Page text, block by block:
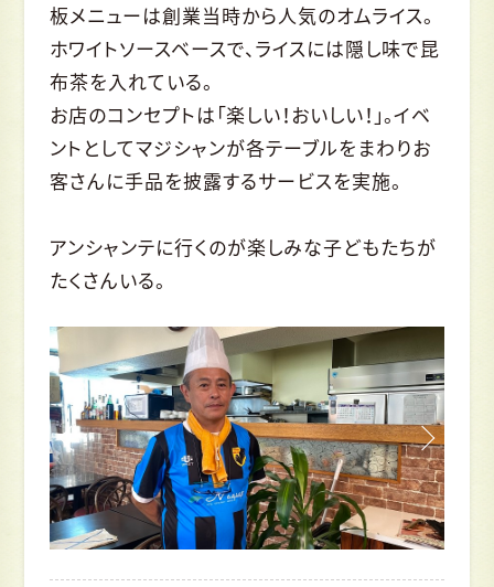
板メニューは創業当時から人気のオムライス。
ホワイトソースベースで、ライスには隠し味で昆
布茶を入れている。
お店のコンセプトは「楽しい！おいしい！」。イベ
ントとしてマジシャンが各テーブルをまわりお
客さんに手品を披露するサービスを実施。
アンシャンテに行くのが楽しみな子どもたちが
たくさんいる。